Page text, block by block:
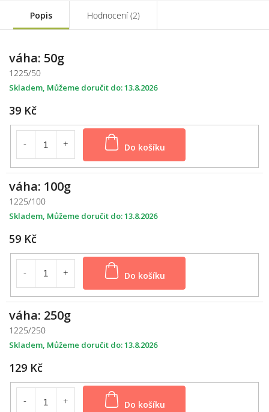
Popis Hodnocení (2)
váha: 50g
1225/50
39 Kč
Do košíku
Skladem 13.8.2026
váha: 100g
1225/100
59 Kč
Do košíku
Skladem 13.8.2026
váha: 250g
1225/250
129 Kč
Skladem 13.8.2026